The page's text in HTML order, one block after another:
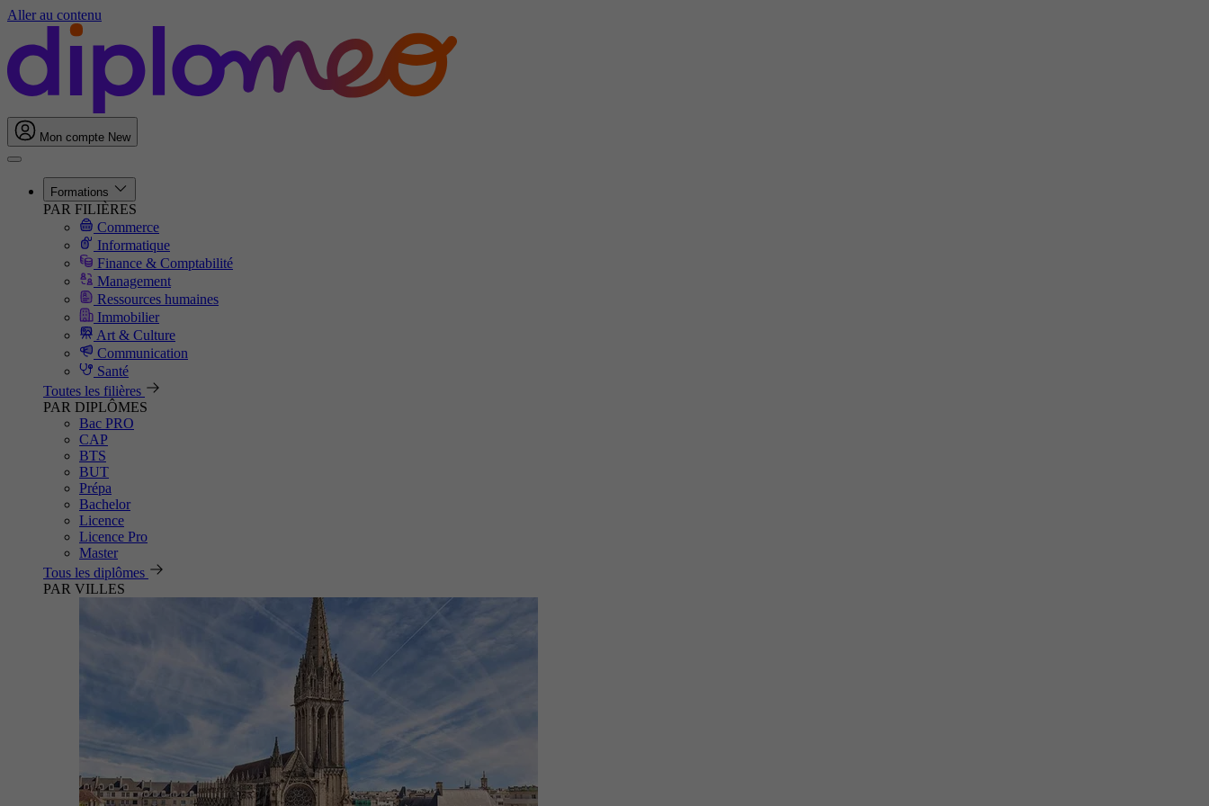
Aller au contenu
Mon compte New
Formations
PAR FILIÈRES
Commerce
Informatique
Finance & Comptabilité
Management
Ressources humaines
Immobilier
Art & Culture
Communication
Santé
Toutes les filières
PAR DIPLÔMES
Bac PRO
CAP
BTS
BUT
Prépa
Bachelor
Licence
Licence Pro
Master
Tous les diplômes
PAR VILLES